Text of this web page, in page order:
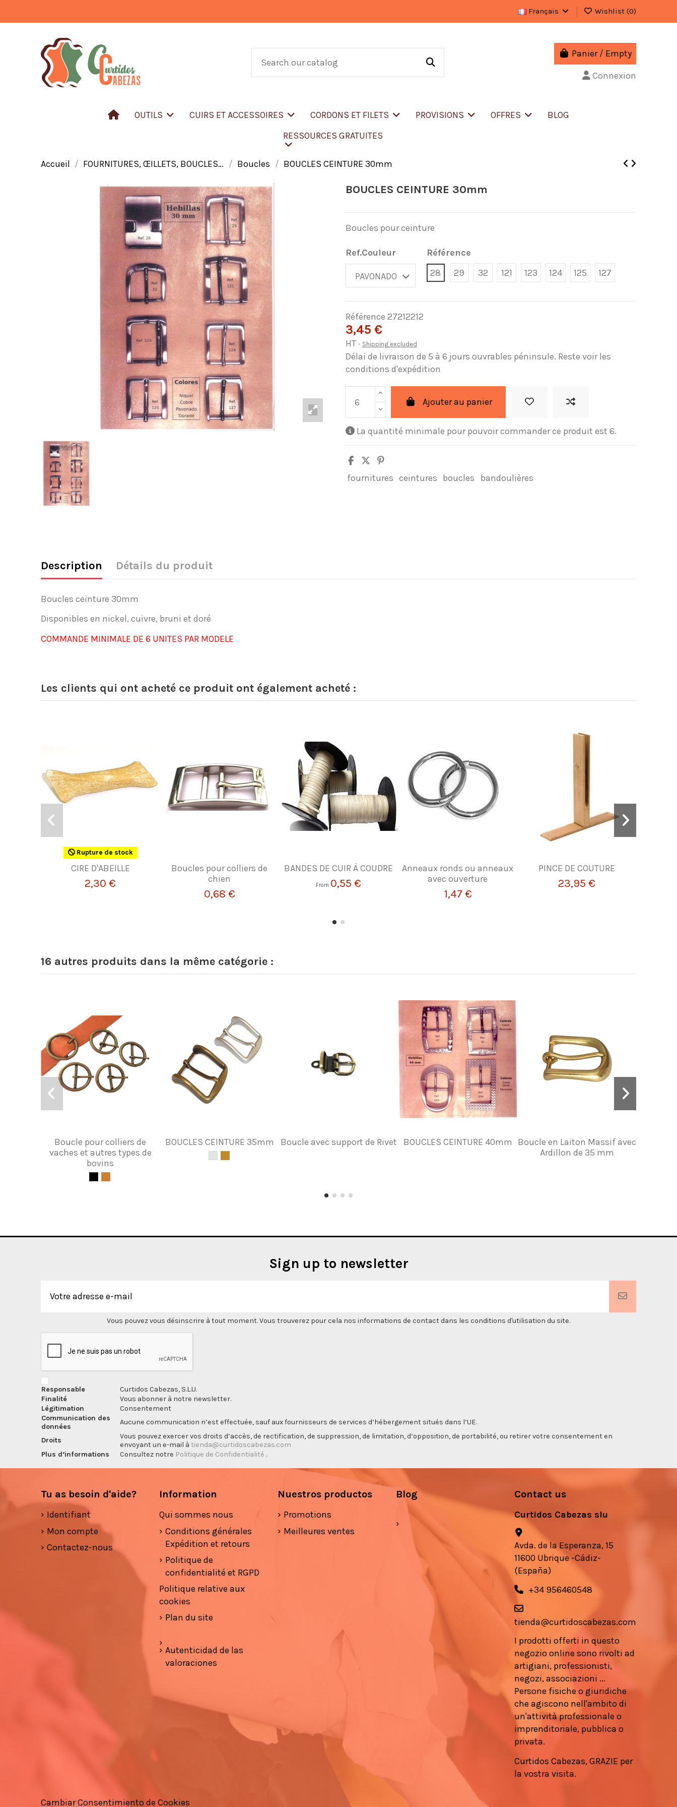
Français Wishlist (0)
Panier / Empty
Connexion
OUTILS CUIRS ET ACCESSOIRES CORDONS ET FILETS PROVISIONS OFFRES
BLOG
RESSOURCES GRATUITES
Accueil FOURNITURES, ŒILLETS, BOUCLES… Boucles BOUCLES CEINTURE 30mm
BOUCLES CEINTURE 30mm
Boucles pour ceinture
Ref.Couleur
Référence
28
29 32 121 123 124 125 127
Référence 27212212
3,45 €
HT Shipping excluded
Délai de livraison de 5 à 6 jours ouvrables péninsule. Reste voir les
conditions d'expédition
Ajouter au panier
La quantité minimale pour pouvoir commander ce produit est 6.
fournitures ceintures boucles bandoulières
Description Détails du produit
Boucles ceinture 30mm
Disponibles en nickel, cuivre, bruni et doré
COMMANDE MINIMALE DE 6 UNITES PAR MODELE
Les clients qui ont acheté ce produit ont également acheté :
Rupture de stock
CIRE D'ABEILLE
2,30 €
Boucles pour colliers de
chien
0,68 €
BANDES DE CUIR À COUDRE
From 0,55 €
Anneaux ronds ou anneaux
avec ouverture
1,47 €
PINCE DE COUTURE
23,95 €
16 autres produits dans la même catégorie :
Boucle pour colliers de
vaches et autres types de
bovins
BOUCLES CEINTURE 35mm Boucle avec support de Rivet BOUCLES CEINTURE 40mm
Boucle en Laiton Massif avec
Ardillon de 35 mm
Sign up to newsletter
Vous pouvez vous désinscrire à tout moment. Vous trouverez pour cela nos informations de contact dans les conditions d'utilisation du site.
Responsable
Curtidos Cabezas, S.L.U.
Finalité
Vous abonner à notre newsletter.
Légitimation
Consentement
Communication des
données
Aucune communication n’est effectuée, sauf aux fournisseurs de services d’hébergement situés dans l’UE.
Droits
Vous pouvez exercer vos droits d’accès, de rectification, de suppression, de limitation, d’opposition, de portabilité, ou retirer votre consentement en
envoyant un e-mail à tienda@curtidoscabezas.com
Plus d’informations
Consultez notre Politique de Confidentialité .
Tu as besoin d'aide?
Identifiant
Mon compte
Contactez-nous
Information
Qui sommes nous
Conditions générales
Expédition et retours
Politique de
confidentialité et RGPD
Politique relative aux
cookies
Plan du site
Autenticidad de las
valoraciones
Nuestros productos
Promotions
Meilleures ventes
Blog Contact us
Curtidos Cabezas slu
Avda. de la Esperanza, 15
11600 Ubrique -Cádiz-
(España)
+34 956460548
tienda@curtidoscabezas.com
I prodotti offerti in questo
negozio online sono rivolti ad
artigiani, professionisti,
negozi, associazioni ...
Persone fisiche o giuridiche
che agiscono nell'ambito di
un'attività professionale o
imprenditoriale, pubblica o
privata.
Curtidos Cabezas, GRAZIE per
la vostra visita.
Cambiar Consentimiento de Cookies